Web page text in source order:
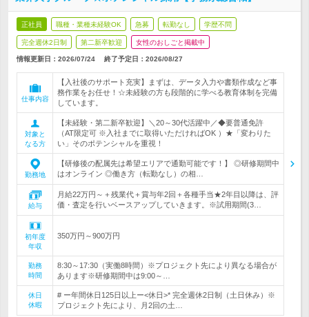
正社員 職種・業種未経験OK 急募 転勤なし 学歴不問
完全週休2日制 第二新卒歓迎 女性のおしごと掲載中
情報更新日：2026/07/24 終了予定日： 2026/08/27
仕事内容
【入社後のサポート充実】まずは、データ入力や書類作成など事
務作業をお任せ！☆未経験の方も段階的に学べる教育体制を完備
しています。
対象と
なる方
【未経験・第二新卒歓迎】＼20～30代活躍中／◆要普通免許
（AT限定可 ※入社までに取得いただければOK ）★「変わりた
い」そのポテンシャルを重視！
勤務地
【研修後の配属先は希望エリアで通勤可能です！】 ◎研修期間中
はオンライン ◎働き方（転勤なし）の相…
給与
月給22万円～＋残業代＋賞与年2回＋各種手当★2年目以降は、評
価・査定を行いベースアップしていきます。※試用期間(3…
初年度
年収
350万円～900万円
勤務
時間
8:30～17:30（実働8時間）※プロジェクト先により異なる場合が
あります※研修期間中は9:00～…
休日
休暇
# ー年間休日125日以上ー<休日>* 完全週休2日制（土日休み）※
プロジェクト先により、月2回の土…